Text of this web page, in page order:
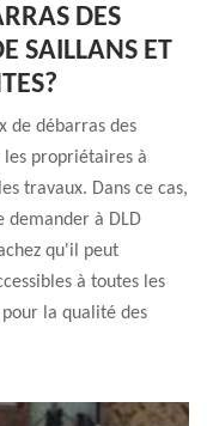
DES
SAILLANS ET
de débarras des
les propriétaires à
travaux. Dans ce cas,
demander à DLD
qu'il peut
à toutes les
la qualité des